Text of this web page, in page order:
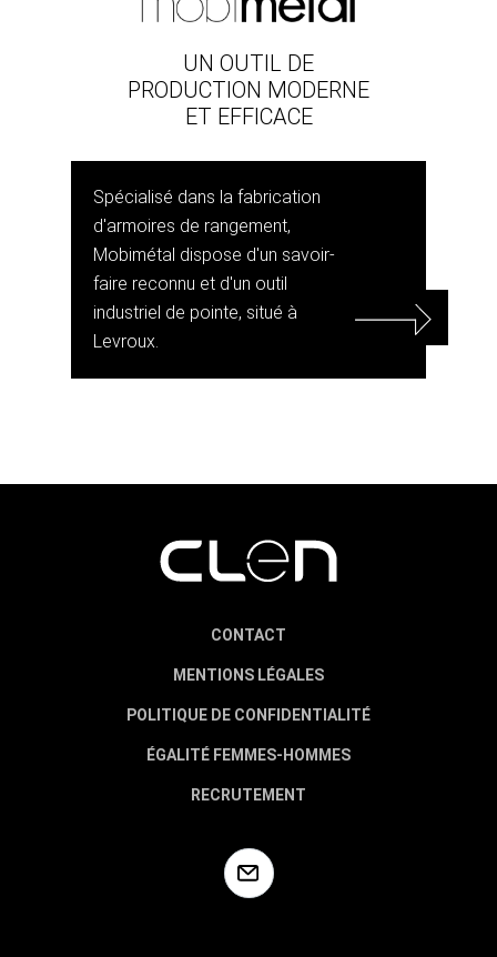
UN OUTIL DE
PRODUCTION MODERNE
ET EFFICACE
Spécialisé dans la fabrication
d'armoires de rangement,
Mobimétal dispose d'un savoir-
faire reconnu et d'un outil
industriel de pointe, situé à
Levroux.
CONTACT
MENTIONS LÉGALES
POLITIQUE DE CONFIDENTIALITÉ
ÉGALITÉ FEMMES-HOMMES
RECRUTEMENT